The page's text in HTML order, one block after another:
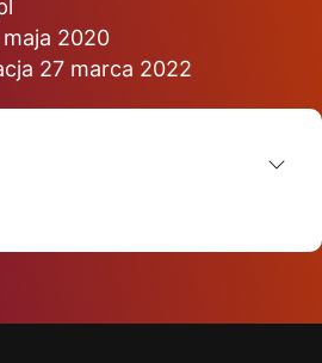
2020
27 marca 2022